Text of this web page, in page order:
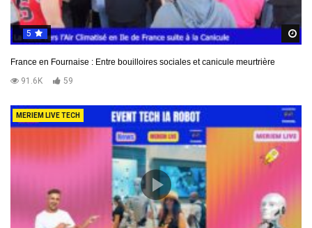
5
France en Fournaise : Entre bouilloires sociales et canicule meurtrière
91.6K
59
MERIEM LIVE TECH